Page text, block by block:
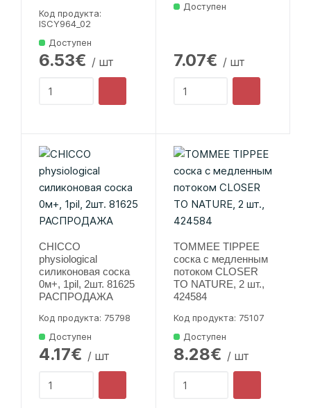
Код продукта:
lSCY964_02
Доступен
6.53€ / шт
Доступен
7.07€ / шт
CHICCO
physiological
силиконовая соска
0м+, 1pil, 2шт. 81625
РАСПРОДАЖА
Код продукта: 75798
Доступен
4.17€ / шт
TOMMEE TIPPEE
соска с медленным
потоком CLOSER
TO NATURE, 2 шт.,
424584
Код продукта: 75107
Доступен
8.28€ / шт